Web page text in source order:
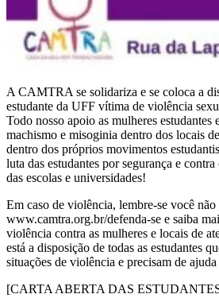
A CAMTRA se solidariza e se coloca a
estudante da UFF vítima de violência
Todo nosso apoio as mulheres estudantes
machismo e misoginia dentro dos locais
dentro dos próprios movimentos
luta das estudantes por segurança e
das escolas e universidades!
Em caso de violência, lembre-se você não
www.camtra.org.br/defenda-se e saiba
violência contra as mulheres e locais de
está a disposição de todas as estudantes
situações de violência e precisam de
[CARTA ABERTA DAS